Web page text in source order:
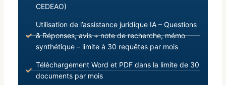
CEDEAO)
Utilisation de l’assistance juridique IA – Questions
& Réponses, avis + note de recherche, mémo
synthétique – limite à 30 requêtes par mois
Téléchargement Word et PDF dans la limite de 30
documents par mois